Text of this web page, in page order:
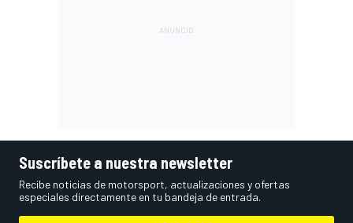
Suscríbete a nuestra newsletter
Recibe noticias de motorsport, actualizaciones y ofertas
especiales directamente en tu bandeja de entrada.